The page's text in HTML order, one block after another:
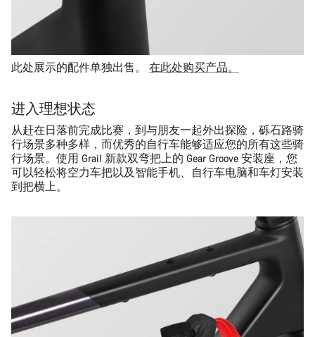
此处展示的配件单独出售。 在此处购买产品。
进入理想状态
从赶在日落前完成比赛，到与朋友一起外出探险，砾石路骑
行场景多种多样，而优秀的自行车能够适应您的所有这些骑
行场景。使用 Grail 新款双弯把上的 Gear Groove 安装座，您
可以轻松将空力车把以及智能手机、自行车电脑和车灯安装
到把横上。